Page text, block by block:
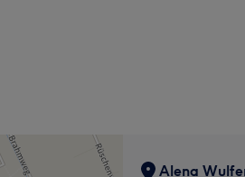
Alena